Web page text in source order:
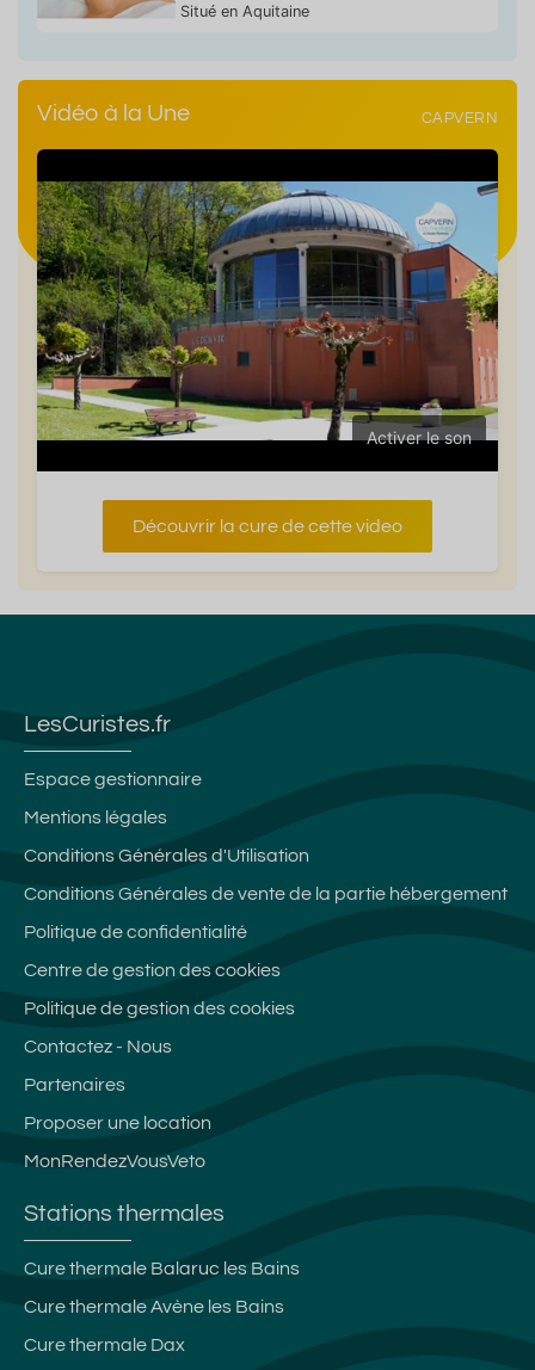
Situé en Aquitaine
Vidéo à la Une CAPVERN
Activer le son
Découvrir la cure de cette video
LesCuristes.fr
Espace gestionnaire
Mentions légales
Conditions Générales d'Utilisation
Conditions Générales de vente de la partie hébergement
Politique de confidentialité
Centre de gestion des cookies
Politique de gestion des cookies
Contactez - Nous
Partenaires
Proposer une location
MonRendezVousVeto
Stations thermales
Cure thermale Balaruc les Bains
Cure thermale Avène les Bains
Cure thermale Dax